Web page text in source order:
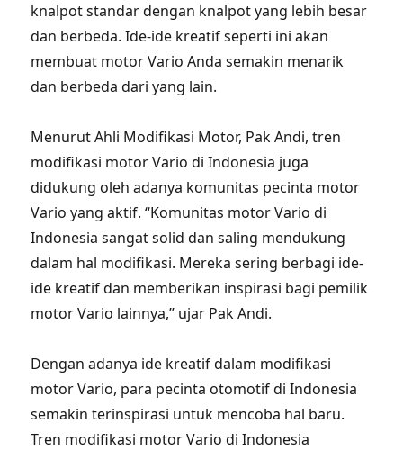
knalpot standar dengan knalpot yang lebih besar
dan berbeda. Ide-ide kreatif seperti ini akan
membuat motor Vario Anda semakin menarik
dan berbeda dari yang lain.
Menurut Ahli Modifikasi Motor, Pak Andi, tren
modifikasi motor Vario di Indonesia juga
didukung oleh adanya komunitas pecinta motor
Vario yang aktif. “Komunitas motor Vario di
Indonesia sangat solid dan saling mendukung
dalam hal modifikasi. Mereka sering berbagi ide-
ide kreatif dan memberikan inspirasi bagi pemilik
motor Vario lainnya,” ujar Pak Andi.
Dengan adanya ide kreatif dalam modifikasi
motor Vario, para pecinta otomotif di Indonesia
semakin terinspirasi untuk mencoba hal baru.
Tren modifikasi motor Vario di Indonesia